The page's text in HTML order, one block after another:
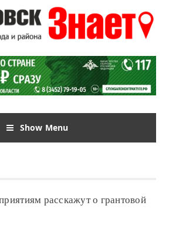
Show Menu
расскажут о грантовой